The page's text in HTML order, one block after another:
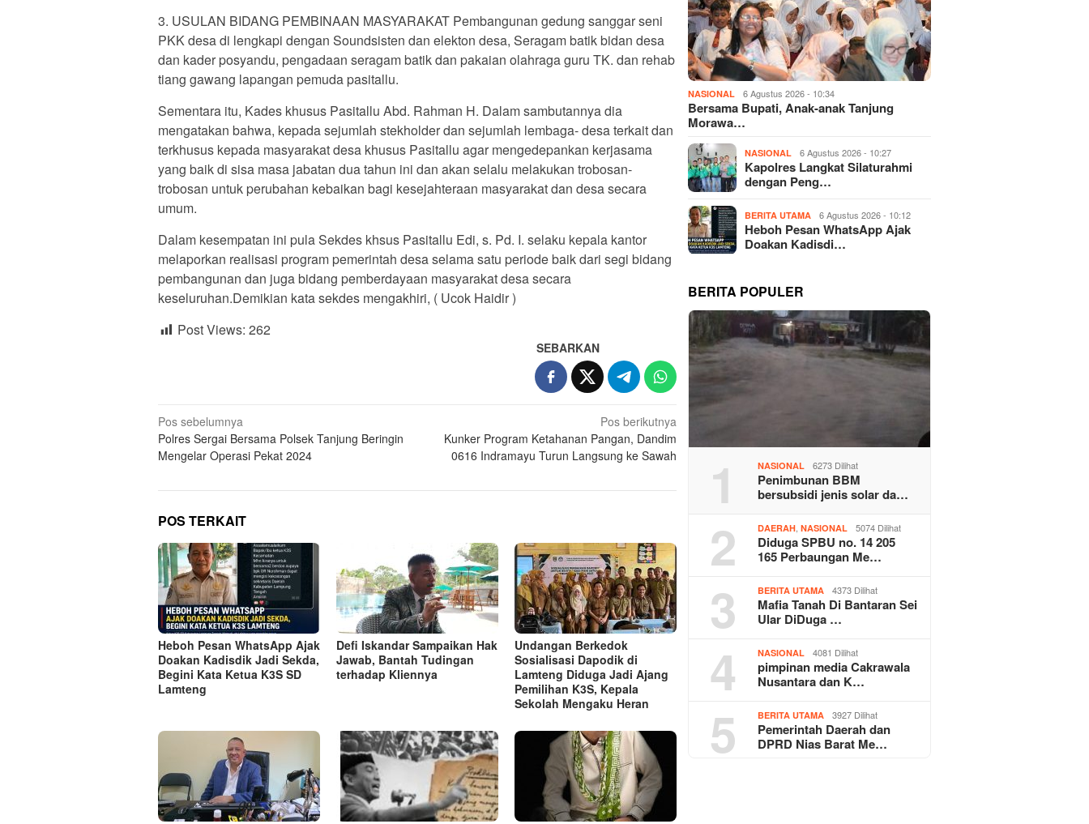
3. USULAN BIDANG PEMBINAAN MASYARAKAT Pembangunan gedung sanggar seni
PKK desa di lengkapi dengan Soundsisten dan elekton desa, Seragam batik bidan desa
dan kader posyandu, pengadaan seragam batik dan pakaian olahraga guru TK. dan rehab
tiang gawang lapangan pemuda pasitallu.
Sementara itu, Kades khusus Pasitallu Abd. Rahman H. Dalam sambutannya dia
mengatakan bahwa, kepada sejumlah stekholder dan sejumlah lembaga- desa terkait dan
terkhusus kepada masyarakat desa khusus Pasitallu agar mengedepankan kerjasama
yang baik di sisa masa jabatan dua tahun ini dan akan selalu melakukan trobosan-
trobosan untuk perubahan kebaikan bagi kesejahteraan masyarakat dan desa secara
umum.
Dalam kesempatan ini pula Sekdes khsus Pasitallu Edi, s. Pd. I. selaku kepala kantor
melaporkan realisasi program pemerintah desa selama satu periode baik dari segi bidang
pembangunan dan juga bidang pemberdayaan masyarakat desa secara
keseluruhan.Demikian kata sekdes mengakhiri, ( Ucok Haidir )
Post Views: 262
SEBARKAN
Navigasi
pos
Pos sebelumnya
Polres Sergai Bersama Polsek Tanjung Beringin
Mengelar Operasi Pekat 2024
Pos berikutnya
Kunker Program Ketahanan Pangan, Dandim
0616 Indramayu Turun Langsung ke Sawah
POS TERKAIT
Heboh Pesan WhatsApp Ajak
Doakan Kadisdik Jadi Sekda,
Begini Kata Ketua K3S SD
Lamteng
Defi Iskandar Sampaikan Hak
Jawab, Bantah Tudingan
terhadap Kliennya
Undangan Berkedok
Sosialisasi Dapodik di
Lamteng Diduga Jadi Ajang
Pemilihan K3S, Kepala
Sekolah Mengaku Heran
NASIONAL 6 Agustus 2026 - 10:34
Bersama Bupati, Anak-anak Tanjung
Morawa…
NASIONAL 6 Agustus 2026 - 10:27
Kapolres Langkat Silaturahmi
dengan Peng…
BERITA UTAMA 6 Agustus 2026 - 10:12
Heboh Pesan WhatsApp Ajak
Doakan Kadisdi…
BERITA POPULER
1 NASIONAL 6273 Dilihat
Penimbunan BBM
bersubsidi jenis solar da…
2 DAERAH,NASIONAL 5074 Dilihat
Diduga SPBU no. 14 205
165 Perbaungan Me…
3 BERITA UTAMA 4373 Dilihat
Mafia Tanah Di Bantaran Sei
Ular DiDuga …
4 NASIONAL 4081 Dilihat
pimpinan media Cakrawala
Nusantara dan K…
5 BERITA UTAMA 3927 Dilihat
Pemerintah Daerah dan
DPRD Nias Barat Me…